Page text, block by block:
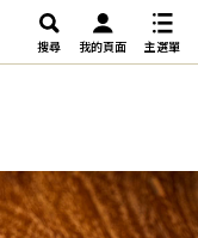
搜尋 我的頁面 主選單